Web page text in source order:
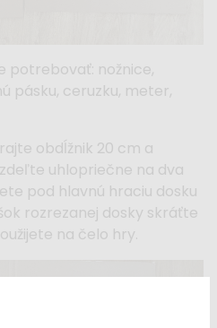
potrebovať: nožnice,
pásku, ceruzku, meter,
obdĺžnik 20 cm a
uhlopriečne na dva
pod hlavnú hraciu dosku
rozrezanej dosky skráťte
na čelo hry.